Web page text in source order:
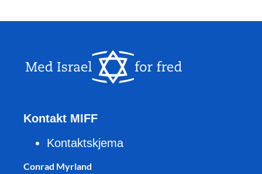
Kontakt MIFF
Kontaktskjema
Conrad Myrland